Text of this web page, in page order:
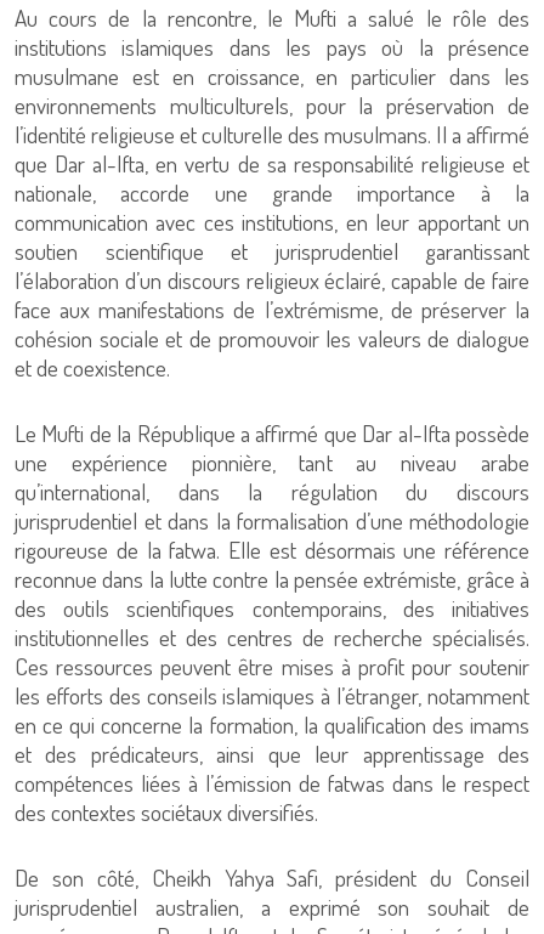
Au cours de la rencontre, le Mufti a salué le rôle des
institutions islamiques dans les pays où la présence
musulmane est en croissance, en particulier dans les
environnements multiculturels, pour la préservation de
l’identité religieuse et culturelle des musulmans. Il a affirmé
que Dar al-Ifta, en vertu de sa responsabilité religieuse et
nationale, accorde une grande importance à la
communication avec ces institutions, en leur apportant un
soutien scientifique et jurisprudentiel garantissant
l’élaboration d’un discours religieux éclairé, capable de faire
face aux manifestations de l’extrémisme, de préserver la
cohésion sociale et de promouvoir les valeurs de dialogue
et de coexistence.
Le Mufti de la République a affirmé que Dar al-Ifta possède
une expérience pionnière, tant au niveau arabe
qu’international, dans la régulation du discours
jurisprudentiel et dans la formalisation d’une méthodologie
rigoureuse de la fatwa. Elle est désormais une référence
reconnue dans la lutte contre la pensée extrémiste, grâce à
des outils scientifiques contemporains, des initiatives
institutionnelles et des centres de recherche spécialisés.
Ces ressources peuvent être mises à profit pour soutenir
les efforts des conseils islamiques à l’étranger, notamment
en ce qui concerne la formation, la qualification des imams
et des prédicateurs, ainsi que leur apprentissage des
compétences liées à l’émission de fatwas dans le respect
des contextes sociétaux diversifiés.
De son côté, Cheikh Yahya Safi, président du Conseil
jurisprudentiel australien, a exprimé son souhait de